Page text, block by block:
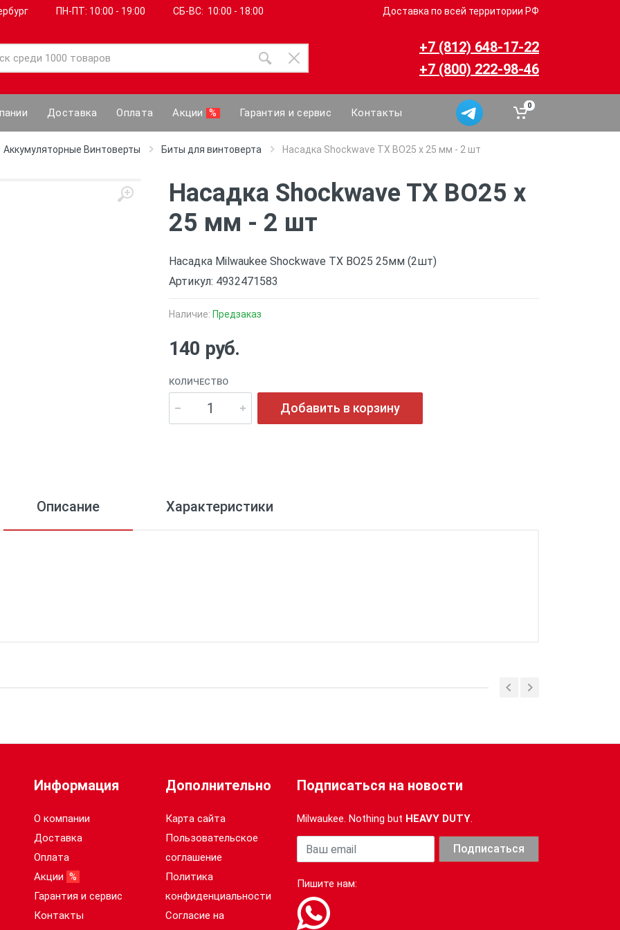
ПН-ПТ: 10:00 - 19:00 СБ-ВС: 10:00 - 18:00 Доставка по всей территории РФ
+7 (812) 648-17-22
+7 (800) 222-98-46
Доставка Оплата Акции % Гарантия и сервис Контакты
0
Аккумуляторные Винтоверты Биты для винтоверта Насадка Shockwave TX BO25 x 25 мм - 2 шт
Насадка Shockwave TX BO25 x
25 мм - 2 шт
Насадка Milwaukee Shockwave TX BO25 25мм (2шт)
Артикул: 4932471583
Наличие: Предзаказ
140 руб.
КОЛИЧЕСТВО
Добавить в корзину
Описание Характеристики
Информация
О компании
Доставка
Оплата
Акции %
Гарантия и сервис
Контакты
Дополнительно
Карта сайта
Пользовательское
соглашение
Политика
конфиденциальности
Согласие на
Подписаться на новости
Milwaukee. Nothing but HEAVY DUTY.
Ваша почта Подписаться
Пишите нам: